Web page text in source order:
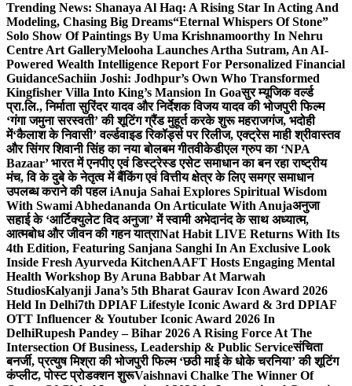
Trending News: Shanaya Al Haq: A Rising Star In Acting And
Modeling, Chasing Big Dreams“Eternal Whispers Of Stone”
Solo Show Of Paintings By Uma Krishnamoorthy In Nehru
Centre Art GalleryMelooha Launches Artha Sutram, An AI-
Powered Wealth Intelligence Report For Personalized Financial
GuidanceSachiin Joshi: Jodhpur’s Own Who Transformed
Kingfisher Villa Into King’s Mansion In Goaसुर म्यूजिक वर्ल्ड
प्रा.लि., निर्माता सुरिंदर यादव और निर्देशक विजय यादव की भोजपुरी फिल्म
‘गंगा जमुना सरस्वती’ की शूटिंग ग्रैंड मुहूर्त करके शुरू महराजगंज, भदोही
में‘कैलाश के निवासी’ वर्ल्डवाइड रिकॉर्ड्स पर रिलीज, एक्ट्रेस माही श्रीवास्तव
और सिंगर शिवानी सिंह का नया बोलबम गीतवीकेडीएल ग्रुप का ‘NPA
Bazaar’ भारत में एनपीए एवं डिस्ट्रेस्ड एसेट समाधान का बन रहा राष्ट्रीय
मंच, वि के दुबे के नेतृत्व में बैंकिंग एवं वित्तीय क्षेत्र के लिए समग्र समाधान
उपलब्ध कराने की पहल iAnuja Sahai Explores Spiritual Wisdom
With Swami Abhedananda On Articulate With Anujaअनुजा
सहाई के ‘आर्टिक्युलेट विद अनुजा’ में स्वामी अभेदानंद के साथ अध्यात्म,
आत्मबोध और जीवन की गहन यात्राNat Habit LIVE Returns With Its
4th Edition, Featuring Sanjana Sanghi In An Exclusive Look
Inside Fresh Ayurveda KitchenAAFT Hosts Engaging Mental
Health Workshop By Aruna Babbar At Marwah
StudiosKalyanji Jana’s 5th Bharat Gaurav Icon Award 2026
Held In Delhi7th DPIAF Lifestyle Iconic Award & 3rd DPIAF
OTT Influencer & Youtuber Iconic Award 2026 In
DelhiRupesh Pandey – Bihar 2026 A Rising Force At The
Intersection Of Business, Leadership & Public Serviceसंचिता
बनर्जी, प्रत्युष मिश्रा की भोजपुरी फिल्म ‘छठी माई के धोके चरनिया’ की शूटिंग
कंप्लीट, पोस्ट प्रोडक्शन शुरूVaishnavi Chalke The Winner Of